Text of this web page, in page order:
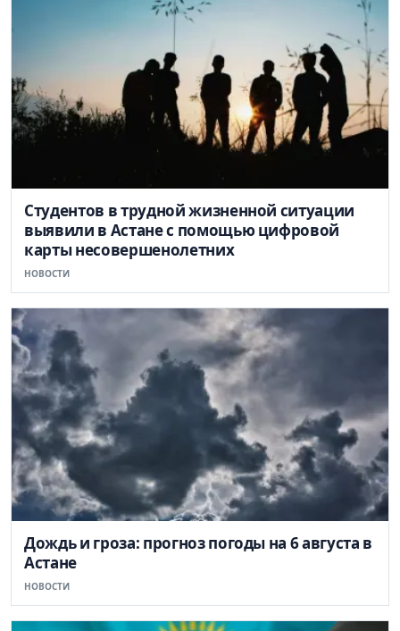
Студентов в трудной жизненной ситуации
выявили в Астане с помощью цифровой
карты несовершенолетних
НОВОСТИ
Дождь и гроза: прогноз погоды на 6 августа в
Астане
НОВОСТИ